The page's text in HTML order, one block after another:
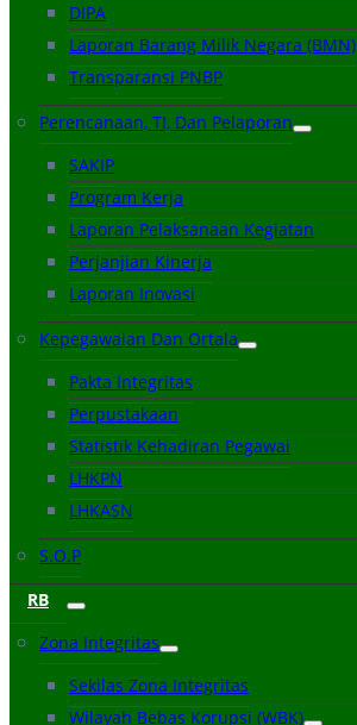
DIPA
Laporan Barang Milik Negara (BMN)
Transparansi PNBP
Perencanaan, TI, Dan Pelaporan
SAKIP
Program Kerja
Laporan Pelaksanaan Kegiatan
Perjanjian Kinerja
Laporan Inovasi
Kepegawaian Dan Ortala
Pakta Integritas
Perpustakaan
Statistik Kehadiran Pegawai
LHKPN
LHKASN
S.O.P
RB
Zona Integritas
Sekilas Zona Integritas
Wilayah Bebas Korupsi (WBK)